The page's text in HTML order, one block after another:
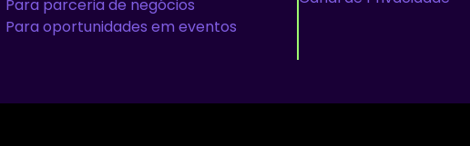
Para parceria de negócios
Para oportunidades em eventos